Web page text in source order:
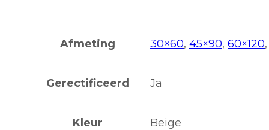
Afmeting 30×60, 45×90, 60×120
Gerectificeerd Ja
Kleur Beige